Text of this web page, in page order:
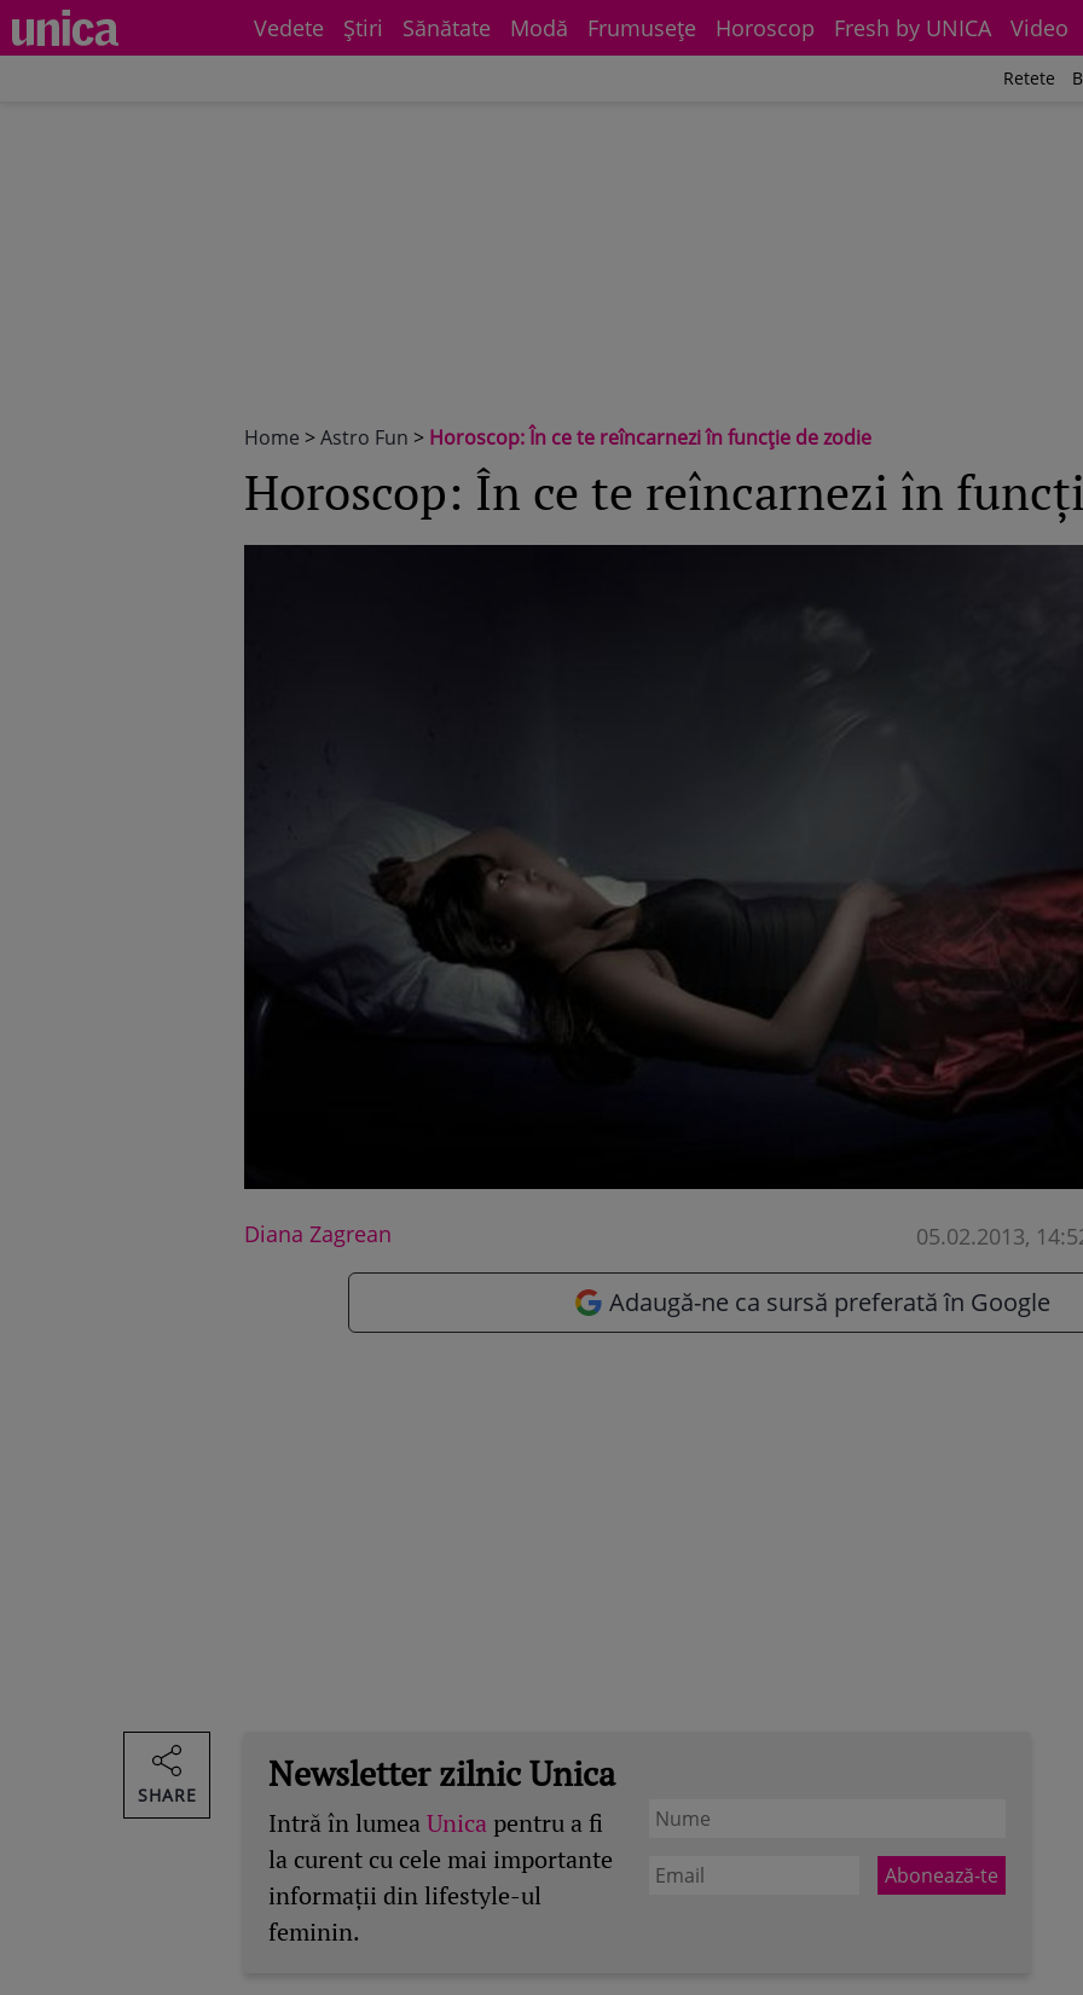
Vedete Știri Sănătate Modă Frumuseţe Horoscop Fresh by UNICA Video
Retete
Home >Astro Fun > Horoscop: În ce te reîncarnezi în funcţie de zodie
Horoscop: În ce te reîncarnezi în
Diana Zagrean 05.02.2013,
Adaugă-ne ca sursă preferată în Google
Newsletter zilnic Unica
Intră în lumeaUnica pentru a fi
la curent cu cele mai importante
informații din lifestyle-ul
feminin.
SHARE